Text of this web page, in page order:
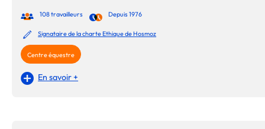
108 travailleurs Depuis 1976
Signataire de la charte Ethique de Hosmoz
Centre équestre
En savoir +